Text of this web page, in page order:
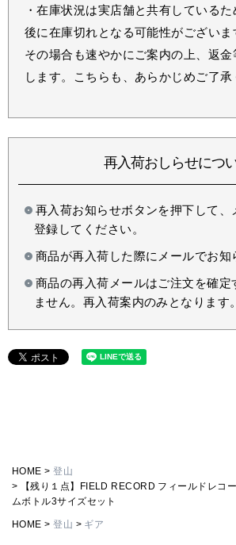
・在庫状況は実店舗と共有している
後に在庫切れとなる可能性がございま
その場合も速やかにご案内の上、返金
します。こちらも、あらかじめご了承
再入荷おしらせにつ
再入荷お知らせボタンを押下して、
登録してください。
商品が再入荷した際にメールでお知
商品の再入荷メールはご注文を確定
ません。再入荷案内のみとなります。
HOME
登山
【残り１点】FIELD RECORD フィールドレコ
ムボトル3サイズセット
HOME 登山 ギア